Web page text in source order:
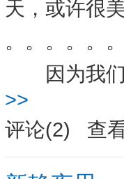
天，或许很
。。。。。
因为我们
>>
评论(2) 查